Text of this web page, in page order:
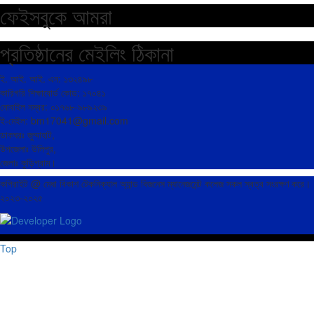
ফেইসবুকে আমরা
প্রতিষ্ঠানের মেইলিং ঠিকানা
ই. আই. আই. এন: ১৩২৪৯৮
কারিগরি শিক্ষাবোর্ড কোড: ১৭০৪১
মোবাইল নম্বর: ০১৭৬৮-৯৮৯২৩৯
ই-মেইল: bm17041@gmail.com
ডাকঘরঃ জুম্মাহাট,
উপজেলাঃ উলিপুর,
জেলাঃ কুড়িগ্রাম।
কপিরাইট @ মেধা বিকাশ টেকনিক্যাল অ্যান্ড বিজনেস ম্যানেজমেন্ট কলেজ সকল স্বত্ব সংরক্ষণ করে।
২০২৩-২০২৫
Top